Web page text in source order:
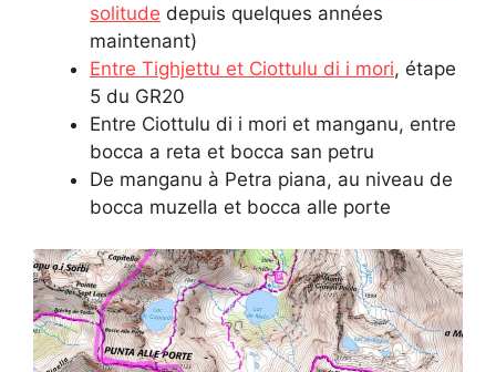
solitude depuis quelques années
maintenant)
Entre Tighjettu et Ciottulu di i mori, étape
5 du GR20
Entre Ciottulu di i mori et manganu, entre
bocca a reta et bocca san petru
De manganu à Petra piana, au niveau de
bocca muzella et bocca alle porte